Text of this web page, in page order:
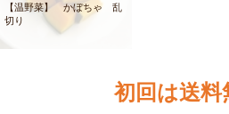
【温野菜】 かぼちゃ 乱
切り
初回は送料